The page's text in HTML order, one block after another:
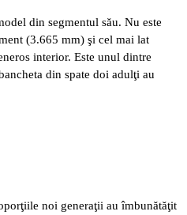
din segmentul său. Nu este
(3.665 mm) şi cel mai lat
interior. Este unul dintre
din spate doi adulţi au
noi generaţii au îmbunătăţit